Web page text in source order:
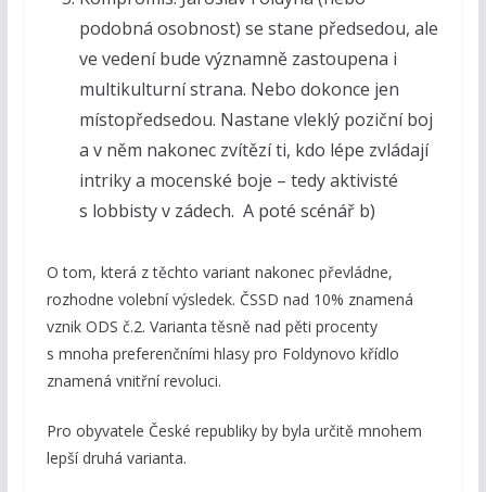
podobná osobnost) se stane předsedou, ale
ve vedení bude významně zastoupena i
multikulturní strana. Nebo dokonce jen
místopředsedou. Nastane vleklý poziční boj
a v něm nakonec zvítězí ti, kdo lépe zvládají
intriky a mocenské boje – tedy aktivisté
s lobbisty v zádech. A poté scénář b)
O tom, která z těchto variant nakonec převládne,
rozhodne volební výsledek. ČSSD nad 10% znamená
vznik ODS č.2. Varianta těsně nad pěti procenty
s mnoha preferenčními hlasy pro Foldynovo křídlo
znamená vnitřní revoluci.
Pro obyvatele České republiky by byla určitě mnohem
lepší druhá varianta.